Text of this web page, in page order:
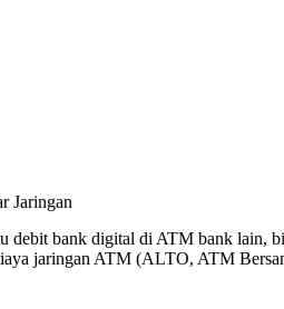
Jaringan
debit bank digital di ATM bank lain,
jaringan ATM (ALTO, ATM